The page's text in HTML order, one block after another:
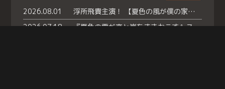
2026.08.01
浮所飛貴主演！ 【夏色の風が僕の家にやってきた】 本日よりテラサで独占配信スタート！
2026.07.18
『夏色の雲が恋と嵐をまきおこす』スペシャルメイキング 【Part1】2026年７月18日（土）23時30分～配信スタート！話題のシーンの裏側を大公開！豪華キャスト大集合！ 『武宮家 真夏の家族会議』開催！